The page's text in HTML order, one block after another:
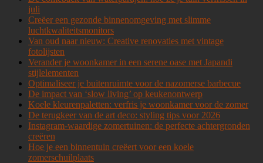
juli
Creëer een gezonde binnenomgeving met slimme
luchtkwaliteitsmonitors
Van oud naar nieuw: Creative renovaties met vintage
fotolijsten
Verander je woonkamer in een serene oase met Japandi
stijlelementen
Optimaliseer je buitenruimte voor de nazomerse barbecue
De impact van ‘slow living’ op keukenontwerp
Koele kleurenpaletten: verfris je woonkamer voor de zomer
De terugkeer van de art deco: styling tips voor 2026
Instagram-waardige zomertuinen: de perfecte achtergronden
creëren
Hoe je een binnentuin creëert voor een koele
zomerschuilplaats